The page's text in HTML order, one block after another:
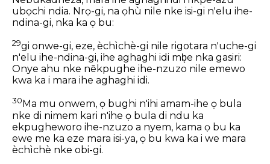
ubọchi ndia. Nrọ-gi, na ọhù nile nke isi-gi n'elu ihe-
ndina-gi, nka ka ọ bu:
29gi onwe-gi, eze, èchìchè-gi nile rigotara n'uche-gi
n'elu ihe-ndina-gi, ihe aghaghi idi mb͕e nka gasiri:
Onye ahu nke nēkpughe ihe-nzuzo nile emewo
kwa ka i mara ihe aghaghi idi.
30 Ma mu onwem, ọ bughi n'ihi amam-ihe ọ bula
nke di nimem kari n'ihe ọ bula di ndu ka
ekpugheworo ihe-nzuzo a nyem, kama ọ bu ka
ewe me ka eze mara isi-ya, ọ bu kwa ka i we mara
èchìchè nke obi-gi.